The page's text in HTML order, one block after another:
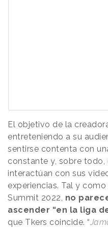
El objetivo de la
entreteniendo a su
sentirse contenta con
constante y, sobre
interactúan con sus
experiencias. Tal y
Summit 2022, no
ascender “en la liga
que Tkers coincide. “